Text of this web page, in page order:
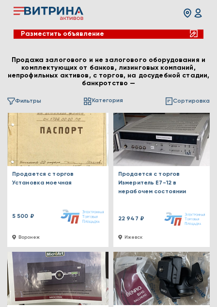
Разместить объявление
Продажа залогового и не залогового оборудования и
комплектующих от банков, лизинговых компаний,
непрофильных активов, с торгов, на досудебной стадии,
банкротство —
Фильтры Категория Сортировка
Воронеж
Продается с торгов
Установка моечная
5 500 ₽
Ижевск
Продается с торгов
Измеритель Е7-12 в
нерабочем состоянии
22 947 ₽